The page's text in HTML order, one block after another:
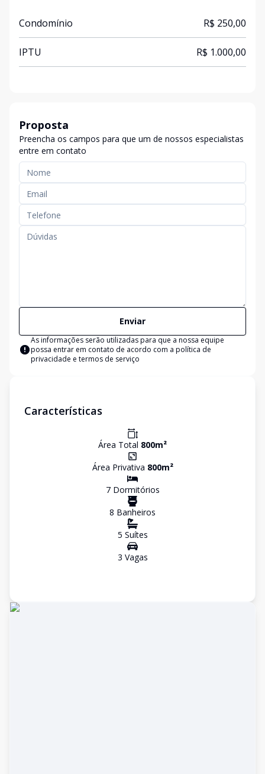
Condomínio R$ 250,00
IPTU R$ 1.000,00
Proposta
Preencha os campos para que um de nossos especialistas
entre em contato
Enviar
As informações serão utilizadas para que a nossa equipe
possa entrar em contato de acordo com a política de
privacidade e termos de serviço
Características
Área Total 800m²
Área Privativa 800m²
7Dormitórios
8 Banheiros
5 Suítes
3 Vagas